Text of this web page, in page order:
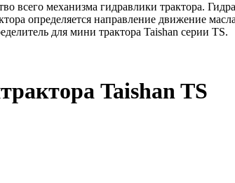
всего механизма гидравлики трактора.
определяется направление движение
для мини трактора Taishan серии TS.
Taishan TS